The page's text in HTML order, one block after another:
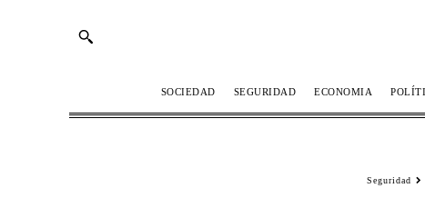
SOCIEDAD SEGURIDAD ECONOMIA
Seguridad